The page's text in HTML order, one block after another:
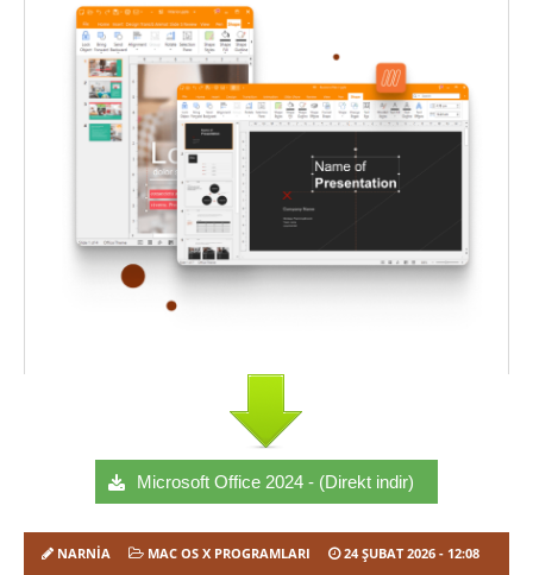
Microsoft Office 2024 - (Direkt indir)
NARNIA MAC OS X PROGRAMLARI 24 ŞUBAT 2026 - 12:08